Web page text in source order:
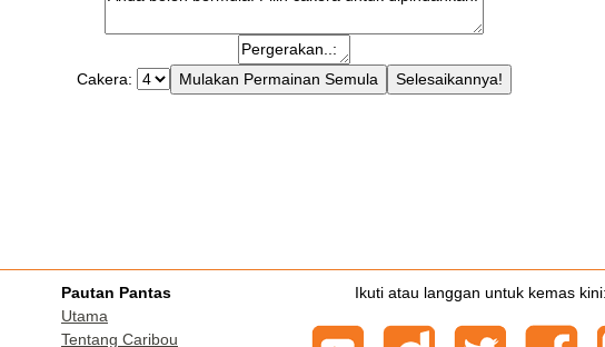
Cakera:
Pautan Pantas
Utama
Tentang Caribou
Ikuti atau langgan untuk kemas kini: